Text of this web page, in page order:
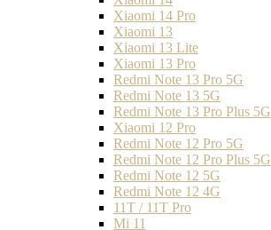
Xiaomi 14 Pro
Xiaomi 13
Xiaomi 13 Lite
Xiaomi 13 Pro
Redmi Note 13 Pro 5G
Redmi Note 13 5G
Redmi Note 13 Pro Plus 5G
Xiaomi 12 Pro
Redmi Note 12 Pro 5G
Redmi Note 12 Pro Plus 5G
Redmi Note 12 5G
Redmi Note 12 4G
11T / 11T Pro
Mi 11